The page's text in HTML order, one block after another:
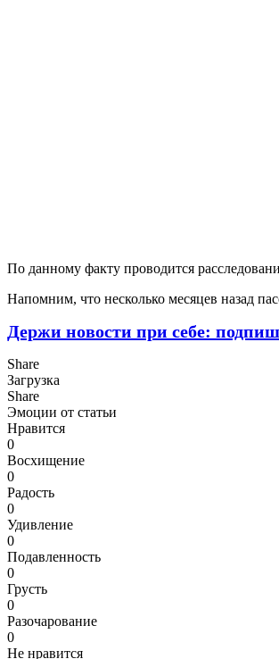
По данному факту проводится
Напомним, что несколько месяцев назад
Держи новости при себе:
Share
Загрузка
Share
Эмоции от статьи
Нравится
0
Восхищение
0
Радость
0
Удивление
0
Подавленность
0
Грусть
0
Разочарование
0
Не нравится